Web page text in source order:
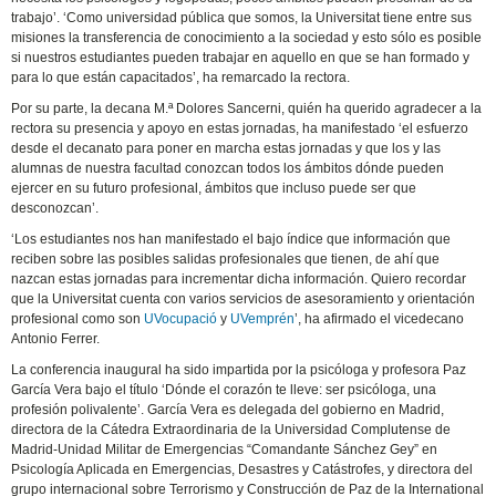
trabajo’. ‘Como universidad pública que somos, la Universitat tiene entre sus
misiones la transferencia de conocimiento a la sociedad y esto sólo es posible
si nuestros estudiantes pueden trabajar en aquello en que se han formado y
para lo que están capacitados’, ha remarcado la rectora.
Por su parte, la decana M.ª Dolores Sancerni, quién ha querido agradecer a la
rectora su presencia y apoyo en estas jornadas, ha manifestado ‘el esfuerzo
desde el decanato para poner en marcha estas jornadas y que los y las
alumnas de nuestra facultad conozcan todos los ámbitos dónde pueden
ejercer en su futuro profesional, ámbitos que incluso puede ser que
desconozcan’.
‘Los estudiantes nos han manifestado el bajo índice que información que
reciben sobre las posibles salidas profesionales que tienen, de ahí que
nazcan estas jornadas para incrementar dicha información. Quiero recordar
que la Universitat cuenta con varios servicios de asesoramiento y orientación
profesional como son UVocupacióy UVemprén’, ha afirmado el vicedecano
Antonio Ferrer.
La conferencia inaugural ha sido impartida por la psicóloga y profesora Paz
García Vera bajo el título ‘Dónde el corazón te lleve: ser psicóloga, una
profesión polivalente’. García Vera es delegada del gobierno en Madrid,
directora de la Cátedra Extraordinaria de la Universidad Complutense de
Madrid-Unidad Militar de Emergencias “Comandante Sánchez Gey” en
Psicología Aplicada en Emergencias, Desastres y Catástrofes, y directora del
grupo internacional sobre Terrorismo y Construcción de Paz de la International